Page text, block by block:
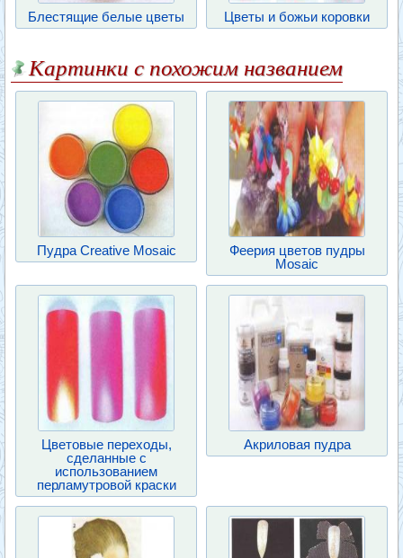
Блестящие белые цветы Цветы и божьи коровки
Картинки с похожим названием
Пудра Creative Mosaic
Феерия цветов пудры
Mosaic
Цветовые переходы,
сделанные с
использованием
перламутровой краски
Акриловая пудра